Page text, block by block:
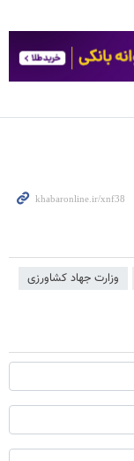
وزارت جهاد کشاورزی